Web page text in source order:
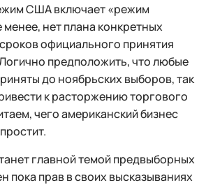
США включает «режим
нет плана конкретных
официального принятия
предположить, что любые
до ноябрьских выборов, так
к расторжению торгового
чего американский бизнес
главной темой предвыборных
пока прав в своих высказываниях